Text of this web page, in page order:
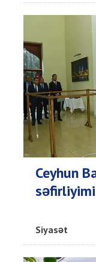
Ceyhun
Siyasət